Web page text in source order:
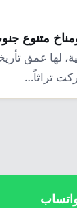
متنوع
لها عمق
تراثاً…